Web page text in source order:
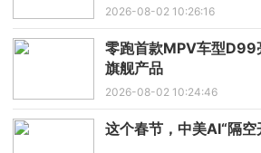
2026-08-02 10:26:16
零跑首款MPV车型
旗舰产品
2026-08-02 10:24:46
这个春节，中美AI“隔空